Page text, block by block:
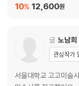
12,600원
10%
글 노남희
관심작가
서울대학교 고고미술